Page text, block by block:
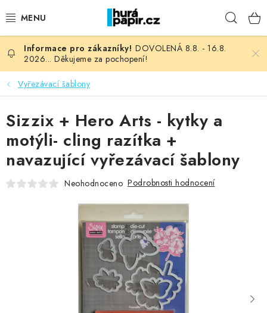
na
NOVINKY
HURÁ DÍLNA
VŠECHNO ZBOŽÍ
KNIHAŘSKÝ MATERIÁL
DOVOLENÁ 8.8. - 16.8.
2026... Děkujeme za pochopení!
Vyřezávací šablony
Sizzix + Hero Arts - kytky a
motýli- cling razítka +
navazující vyřezávací šablony
Neohodnoceno Podrobnosti hodnocení